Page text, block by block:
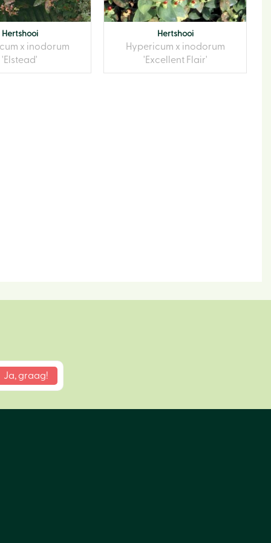
Hertshooi
x inodorum
'Elstead'
Hertshooi
Hypericum x inodorum
'Excellent Flair'